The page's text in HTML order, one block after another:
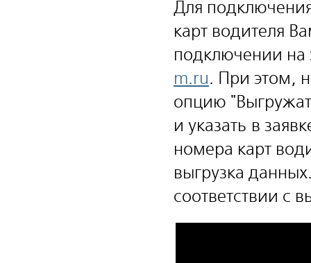
Для
карт водителя
подключении на
m.ru. При этом,
опцию
и указать в
номера карт
выгрузка
соответствии с